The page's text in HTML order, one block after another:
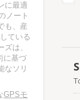
に最適
ノート
も、産
ている
は、
に基づ
なソリ
GPSモ